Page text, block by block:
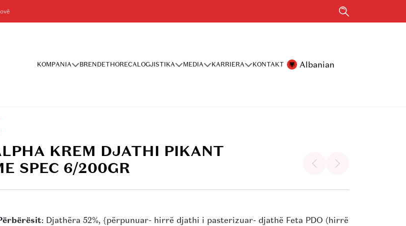
KOMPANIA BRENDETHORECALOGJISTIKA MEDIA KARRIERA KONTAKT Albanian
KREM DJATHI PIKANT
SPEC 6/200GR
: Djathëra 52%, {përpunuar- hirrë djathi i pasterizuar- djathë Feta PDO (hirrë